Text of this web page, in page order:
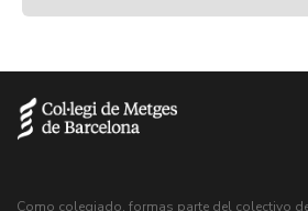
Como colegiado, formas parte del colectivo